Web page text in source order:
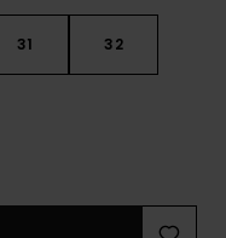
31 32